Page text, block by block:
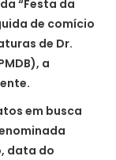
“Festa da
de comício
de Dr.
a
em busca
data do